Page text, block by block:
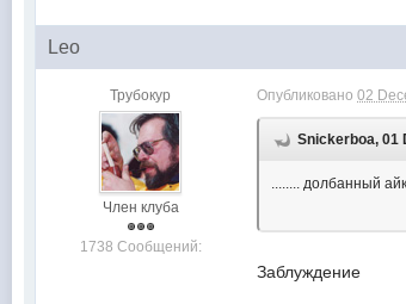
Leo
Трубокур
Член клуба
1738 Сообщений:
Опубликовано02
Snickerboa, 01
........ долбанный
Заблуждение